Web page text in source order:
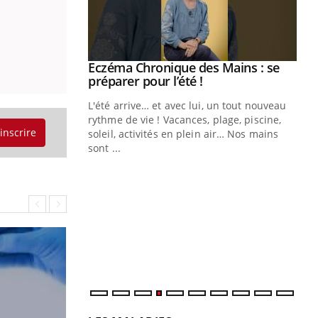
Youtube
Eczéma Chronique des Mains : se
préparer pour l’été !Youtube
L'été arrive… et avec lui, un tout nouveau
rythme de vie ! Vacances, plage, piscine,
soleil, activités en plein air… Nos mains
sont ...